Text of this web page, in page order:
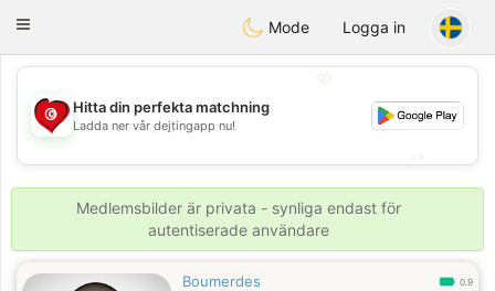
Tunisia Dating
Toggle
Mode Logga in
💖
💕
Hitta din perfekta matchning
Ladda ner vår dejtingapp nu!
Medlemsbilder är privata - synliga endast för
autentiserade användare
Boumerdes 0.9